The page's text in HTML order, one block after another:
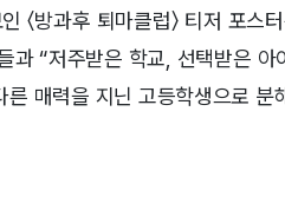
〈방과후 퇴마클럽〉 티저 포
과 “저주받은 학교, 선택받은 아
른 매력을 지닌 고등학생으로